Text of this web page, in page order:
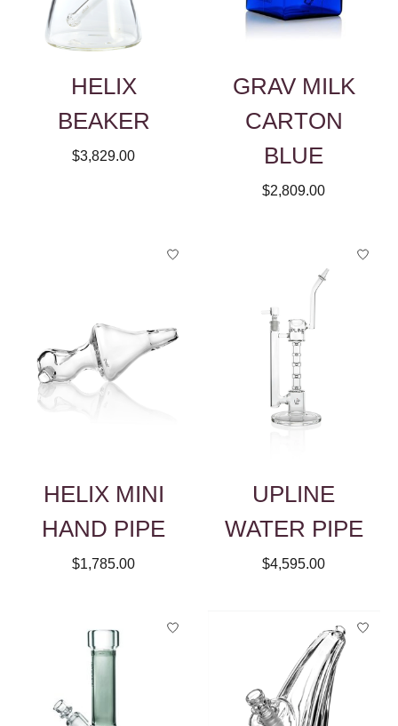
HELIX
BEAKER
$3,829.00
GRAV MILK
CARTON
BLUE
$2,809.00
HELIX MINI
HAND PIPE
$1,785.00
UPLINE
WATER PIPE
$4,595.00